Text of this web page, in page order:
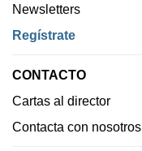
Newsletters
Regístrate
CONTACTO
Cartas al director
Contacta con nosotros